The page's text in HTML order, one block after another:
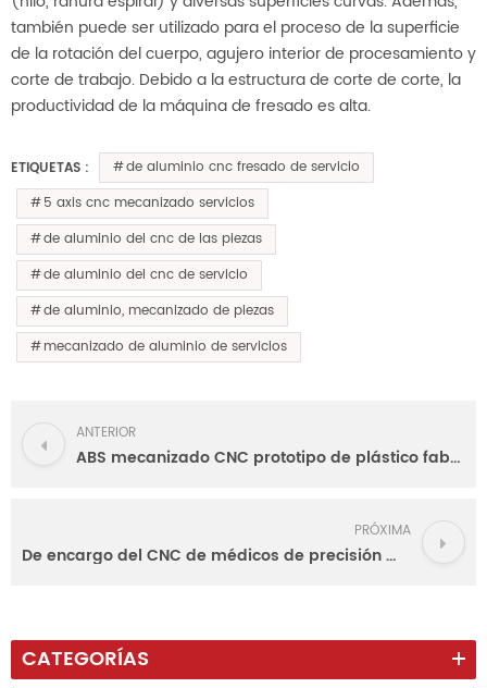
también puede ser utilizado para el proceso de la superficie
de la rotación del cuerpo, agujero interior de procesamiento y
corte de trabajo. Debido a la estructura de corte de corte, la
productividad de la máquina de fresado es alta.
ETIQUETAS :
de aluminio cnc fresado de servicio
5 axis cnc mecanizado servicios
de aluminio del cnc de las piezas
de aluminio del cnc de servicio
de aluminio, mecanizado de piezas
mecanizado de aluminio de servicios
ANTERIOR
ABS mecanizado CNC prototipo de plástico fabricante para la industria médica
PRÓXIMA
De encargo del CNC de médicos de precisión mecanizado de piezas de aluminio
CATEGORÍAS